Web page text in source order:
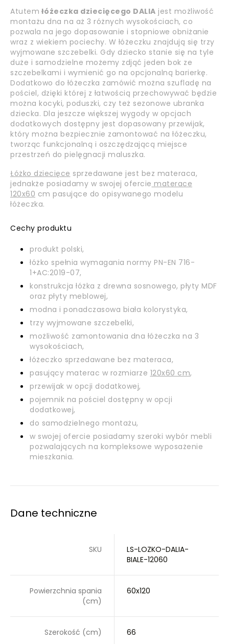
Atutem łóżeczka dziecięcego DALIA jest możliwość
montażu dna na aż 3 różnych wysokościach, co
pozwala na jego dopasowanie i stopniowe obniżanie
wraz z wiekiem pociechy. W łóżeczku znajdują się trzy
wyjmowane szczebelki. Gdy dziecko stanie się na tyle
duże i samodzielne możemy zdjąć jeden bok ze
szczebelkami i wymienić go na opcjonalną barierkę.
Dodatkowo do łóżeczka zamówić można szufladę na
pościel, dzięki której z łatwością przechowywać będzie
można kocyki, poduszki, czy też sezonowe ubranka
dziecka. Dla jeszcze większej wygody w opcjach
dodatkowych dostępny jest dopasowany przewijak,
który można bezpiecznie zamontować na łóżeczku,
tworząc funkcjonalną i oszczędzającą miejsce
przestrzeń do pielęgnacji maluszka.
Łóżko dziecięce sprzedawane jest bez materaca,
jednakże posiadamy w swojej ofercie materace
120x60 cm pasujące do opisywanego modelu
łóżeczka.
Cechy produktu
produkt polski,
łóżko spełnia wymagania normy PN-EN 716-
1+AC:2019-07,
konstrukcja łóżka z drewna sosnowego, płyty MDF
oraz płyty meblowej,
modna i ponadczasowa biała kolorystyka,
trzy wyjmowane szczebelki,
możliwość zamontowania dna łóżeczka na 3
wysokościach,
łóżeczko sprzedawane bez materaca,
pasujący materac w rozmiarze 120x60 cm,
przewijak w opcji dodatkowej,
pojemnik na pościel dostępny w opcji
dodatkowej,
do samodzielnego montażu,
w swojej ofercie posiadamy szeroki wybór mebli
pozwalających na kompleksowe wyposażenie
mieszkania.
Dane techniczne
SKU
LS-LOZKO-DALIA-
BIALE-12060
Powierzchnia spania
(cm)
60x120
Szerokość (cm) 66